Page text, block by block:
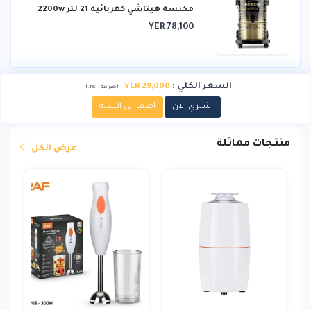
مكنسة هيتاشي كهربائية 21 لتر 2200w
YER 78,100
السعر الكلي :
YER 29,000
(ضريبة : incl.
)
اشتري الآن أضف إلى السلة
منتجات مماثلة عرض الكل